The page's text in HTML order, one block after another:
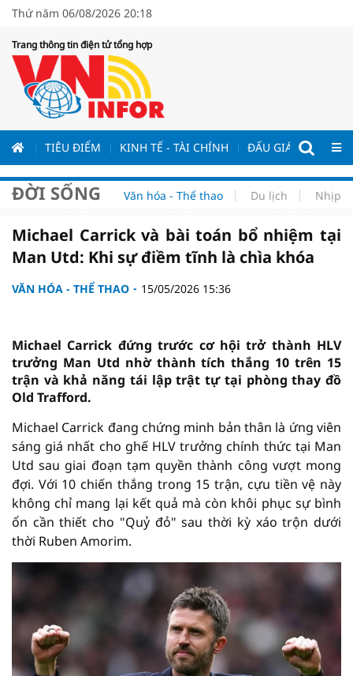
Thứ năm 06/08/2026 20:18
Trang thông tin điện tử tổng hợp
TIÊU ĐIỂM KINH TẾ - TÀI CHÍNH ĐẤU GIÁ - ĐẤU
ĐỜI SỐNG Văn hóa - Thể thao Du lịch Nhịp
Michael Carrick và bài toán bổ nhiệm tại
Man Utd: Khi sự điềm tĩnh là chìa khóa
VĂN HÓA - THỂ THAO 15/05/2026 15:36
Michael Carrick đứng trước cơ hội trở thành HLV
trưởng Man Utd nhờ thành tích thắng 10 trên 15
trận và khả năng tái lập trật tự tại phòng thay đồ
Old Trafford.
Michael Carrick đang chứng minh bản thân là ứng viên
sáng giá nhất cho ghế HLV trưởng chính thức tại Man
Utd sau giai đoạn tạm quyền thành công vượt mong
đợi. Với 10 chiến thắng trong 15 trận, cựu tiền vệ này
không chỉ mang lại kết quả mà còn khôi phục sự bình
ổn cần thiết cho "Quỷ đỏ" sau thời kỳ xáo trộn dưới
thời Ruben Amorim.